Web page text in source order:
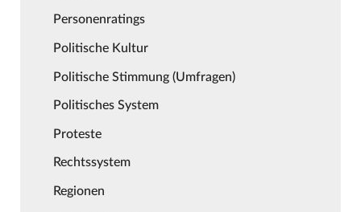
Personenratings
Politische Kultur
Politische Stimmung (Umfragen)
Politisches System
Proteste
Rechtssystem
Regionen